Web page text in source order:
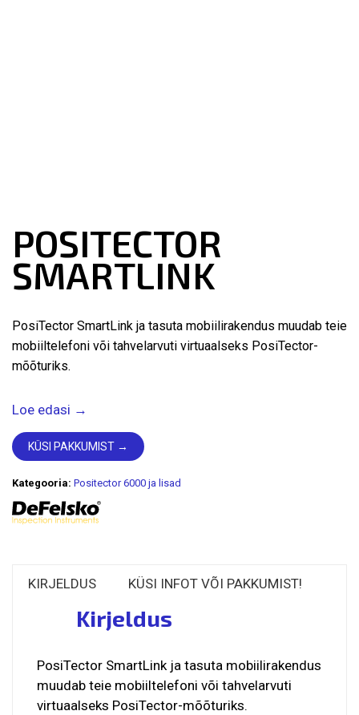
POSITECTOR
SMARTLINK
PosiTector SmartLink ja tasuta mobiilirakendus muudab teie
mobiiltelefoni või tahvelarvuti virtuaalseks PosiTector-
mõõturiks.
Loe edasi →
KÜSI PAKKUMIST →
Kategooria: Positector 6000 ja lisad
KIRJELDUS KÜSI INFOT VÕI PAKKUMIST!
Kirjeldus
PosiTector SmartLink ja tasuta mobiilirakendus
muudab teie mobiiltelefoni või tahvelarvuti
virtuaalseks PosiTector-mõõturiks.